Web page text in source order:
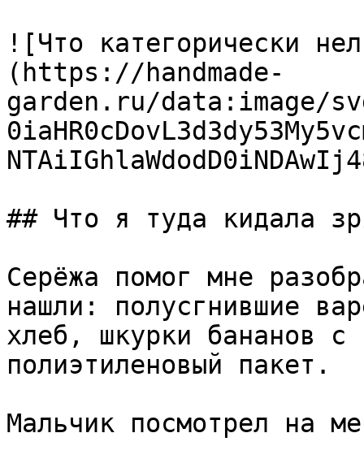
![Что категорически
(https://handmade-
garden.ru/data:image/
## Что я туда кидала
Серёжа помог мне
нашли: полусгнившие
хлеб, шкурки бананов с
полиэтиленовый пакет.
Мальчик посмотрел на